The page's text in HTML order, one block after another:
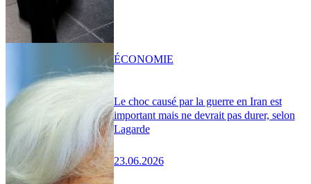
Le choc causé par la guerre en Iran est
important mais ne devrait pas durer, selon
Lagarde
23.06.2026
ÉCONOMIE